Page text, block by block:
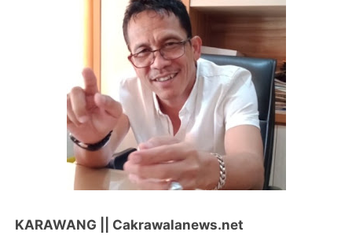
KARAWANG || Cakrawalanews.net